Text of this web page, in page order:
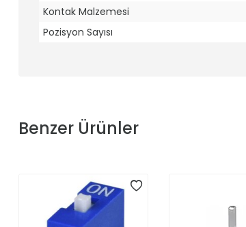
Kontak Malzemesi
Pozisyon Sayısı
Benzer Ürünler